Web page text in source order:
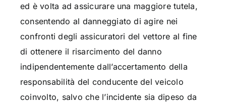
ed è volta ad assicurare una maggiore tutela,
consentendo al danneggiato di agire nei
confronti degli assicuratori del vettore al fine
di ottenere il risarcimento del danno
indipendentemente dall’accertamento della
responsabilità del conducente del veicolo
coinvolto, salvo che l’incidente sia dipeso da